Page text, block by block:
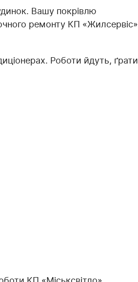
Вашу покрівлю
ремонту КП «Жилсервіс»
Роботи йдуть, ґрати